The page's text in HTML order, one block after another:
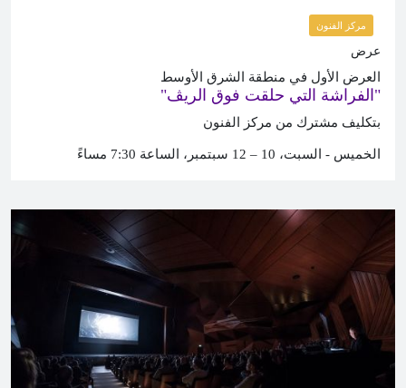
مركز الفنون
عرض
العرض الأول في منطقة الشرق الأوسط
"الفراشة التي حلقت فوق الريڤ"
بتكليف مشترك من مركز الفنون
الخميس - السبت، 10 – 12 سبتمبر، الساعة 7:30 مساءً